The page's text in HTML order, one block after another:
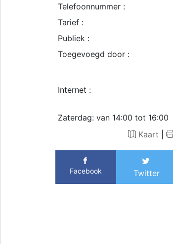
Telefoonnummer :
Tarief :
Publiek :
Toegevoegd door :
Internet :
Zaterdag: van 14:00 tot 16:00
Kaart
Facebook Twitter